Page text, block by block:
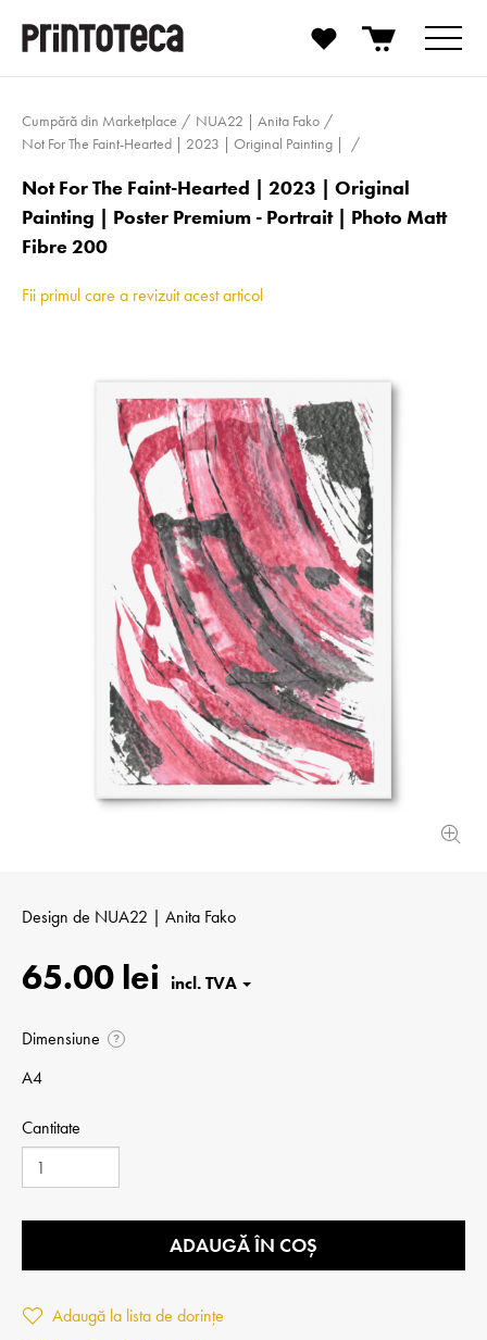
Cumpără din Marketplace
NUA22 | Anita Fako
Not For The Faint-Hearted | 2023 | Original Painting |
Not For The Faint-Hearted | 2023 | Original
Painting | Poster Premium - Portrait | Photo Matt
Fibre 200
Fii primul care a revizuit acest articol
Design de NUA22 | Anita Fako
65.00 lei
Dimensiune ?
A4
Cantitate
ADAUGĂ ÎN COȘ
Adaugă la lista de dorințe